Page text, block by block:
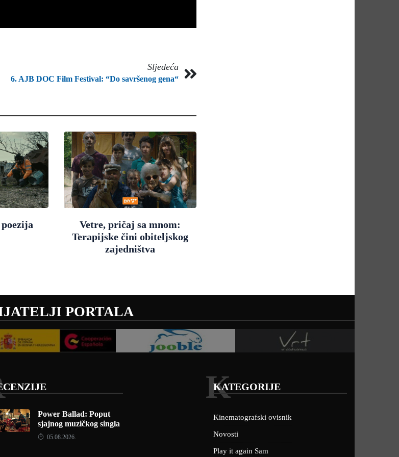
Sljedeća
6. AJB DOC Film Festival: “Do savršenog gena“
Vetre, pričaj sa mnom:
Terapijske čini obiteljskog
zajedništva
PORTALA
Power Ballad: Poput
sjajnog muzičkog singla
05.08.2026.
KATEGORIJE
K
Kinematografski ovisnik
Novosti
Play it again Sam